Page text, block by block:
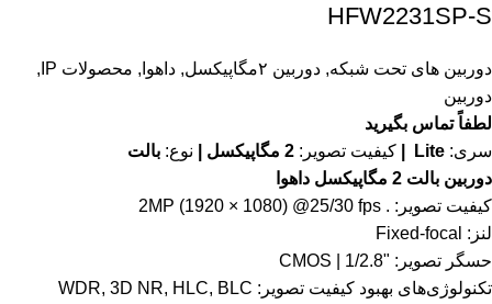
HFW2231SP-S
دوربین های تحت شبکه, دوربین ۲مگاپیکسل , داهوا , محصولات IP
,
دوربین
لطفاً تماس بگیرید
سری: Lite | کیفیت تصویر: نوع: بالت
دوربین بالت 2 مگاپیکسل داهوا
کیفیت تصویر: . 2MP (1920 × 1080) @25/30 fps
لنز: Fixed-focal
حسگر تصویر: "1/2.8 | CMOS
تکنولوژی‌های بهبود کیفیت تصویر: WDR, 3D NR, HLC, BLC